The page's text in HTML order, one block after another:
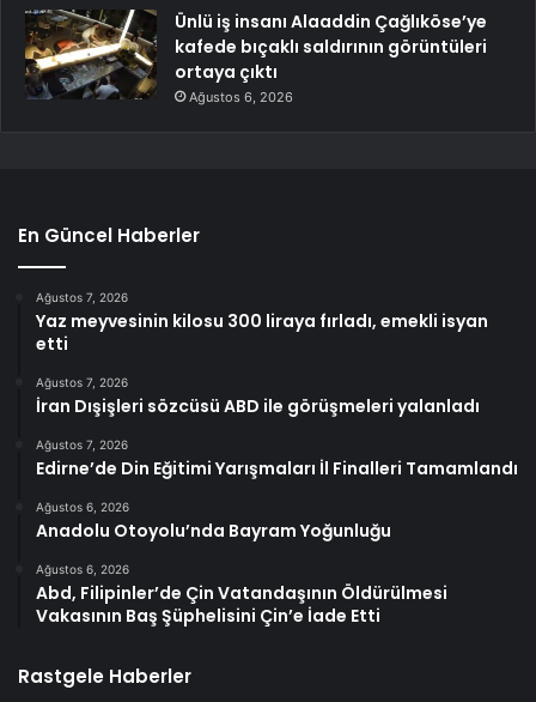
Ünlü iş insanı Alaaddin Çağlıköse’ye
kafede bıçaklı saldırının görüntüleri
ortaya çıktı
Ağustos 6, 2026
En Güncel Haberler
Ağustos 7, 2026
Yaz meyvesinin kilosu 300 liraya fırladı, emekli isyan
etti
Ağustos 7, 2026
İran Dışişleri sözcüsü ABD ile görüşmeleri yalanladı
Ağustos 7, 2026
Edirne’de Din Eğitimi Yarışmaları İl Finalleri Tamamlandı
Ağustos 6, 2026
Anadolu Otoyolu’nda Bayram Yoğunluğu
Ağustos 6, 2026
Abd, Filipinler’de Çin Vatandaşının Öldürülmesi
Vakasının Baş Şüphelisini Çin’e İade Etti
Rastgele Haberler